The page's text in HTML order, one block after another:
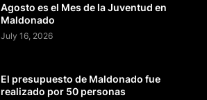
Agosto es el Mes de la Juventud en
Maldonado
July 16, 2026
El presupuesto de Maldonado fue
realizado por 50 personas